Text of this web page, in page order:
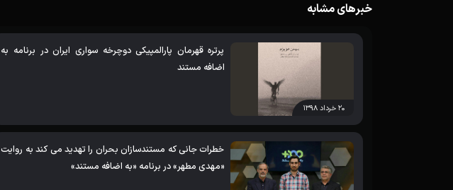
خبرهای مشابه
۲۰ خرداد ۱۳۹۸
پرتره قهرمان پارالمپیکی دوچرخه سواری ایران در برنامه به
اضافه مستند
خطرات جانی که مستندسازان بحران را تهدید می کند به روایت
«مهدی مطهر» در برنامه «به اضافه مستند»